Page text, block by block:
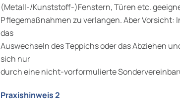
(Metall-/Kunststoff-)Fenstern, Türen etc.
Pflegemaßnahmen zu verlangen. Aber
das
Auswechseln des Teppichs oder das Abziehen
sich nur
durch eine nicht-vorformulierte
Praxishinweis 2